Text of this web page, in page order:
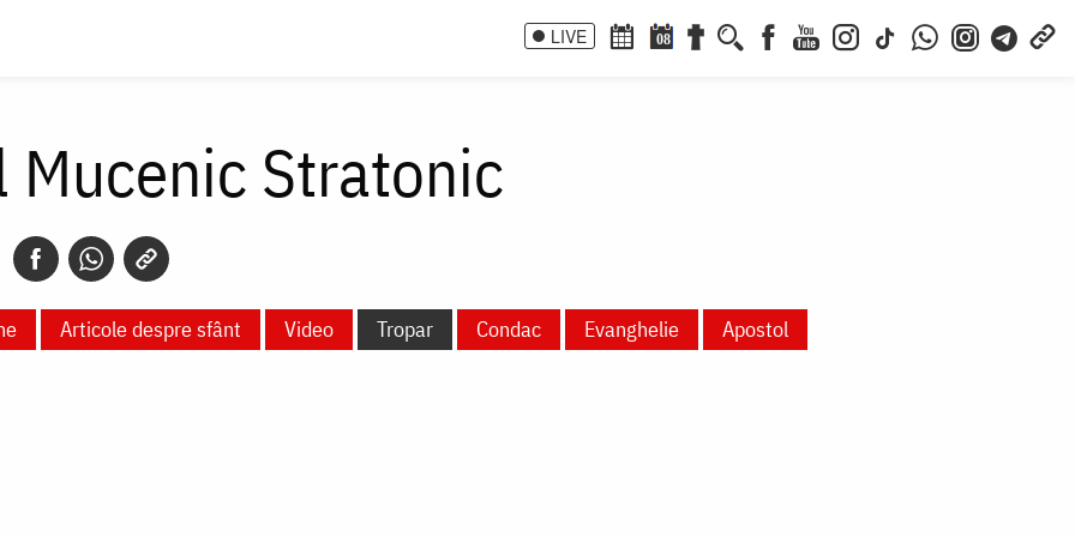
LIVE 08
Mucenic Stratonic
Articole despre sfânt Video Tropar Condac Evanghelie Apostol